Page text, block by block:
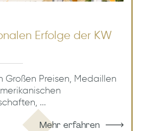
Erfolge der KW
Großen Preisen, Medaillen
...
Mehr erfahren